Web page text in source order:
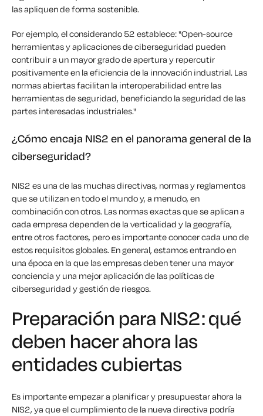
las apliquen de forma sostenible.
Por ejemplo, el considerando 52 establece: "Open-source
herramientas y aplicaciones de ciberseguridad pueden
contribuir a un mayor grado de apertura y repercutir
positivamente en la eficiencia de la innovación industrial. Las
normas abiertas facilitan la interoperabilidad entre las
herramientas de seguridad, beneficiando la seguridad de las
partes interesadas industriales."
¿Cómo encaja NIS2 en el panorama general de la
ciberseguridad?
NIS2 es una de las muchas directivas, normas y reglamentos
que se utilizan en todo el mundo y, a menudo, en
combinación con otros. Las normas exactas que se aplican a
cada empresa dependen de la verticalidad y la geografía,
entre otros factores, pero es importante conocer cada uno de
estos requisitos globales. En general, estamos entrando en
una época en la que las empresas deben tener una mayor
conciencia y una mejor aplicación de las políticas de
ciberseguridad y gestión de riesgos.
Preparación para NIS2: qué
deben hacer ahora las
entidades cubiertas
Es importante empezar a planificar y presupuestar ahora la
NIS2, ya que el cumplimiento de la nueva directiva podría